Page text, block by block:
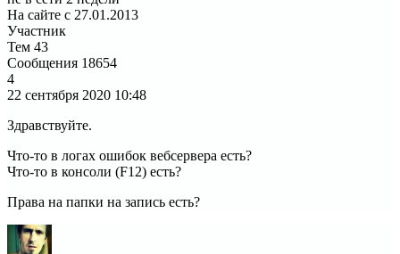
На сайте с 27.01.2013
Участник
Тем 43
Сообщения 18654
4
22 сентября 2020 10:48
Здравствуйте.
Что-то в логах ошибок вебсервера есть?
Что-то в консоли (F12) есть?
Права на папки на запись есть?